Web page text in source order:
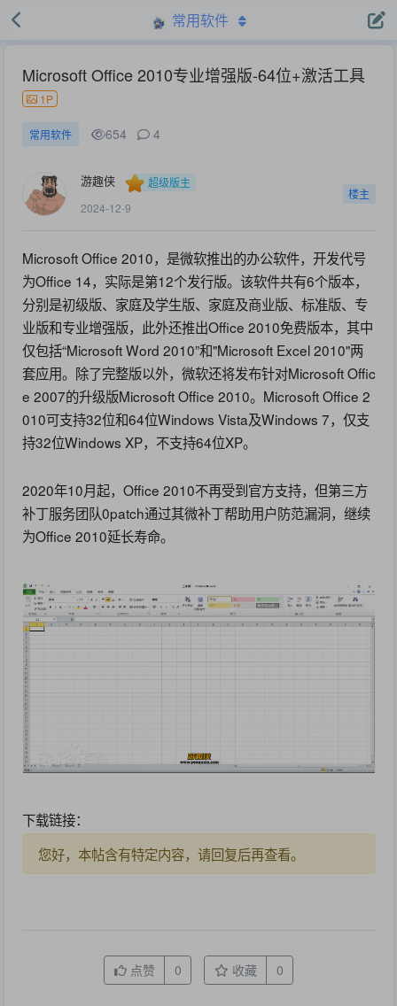
常用软件
Microsoft Office 2010专业增强版-64位+激活工具
1P
常用软件 654 4
游趣侠
超级版主
2024-12-9
楼主
Microsoft Office 2010，是微软推出的办公软件，开发代号
为Office 14，实际是第12个发行版。该软件共有6个版本，
分别是初级版、家庭及学生版、家庭及商业版、标准版、专
业版和专业增强版，此外还推出Office 2010免费版本，其中
仅包括“Microsoft Word 2010”和"Microsoft Excel 2010"两
套应用。除了完整版以外，微软还将发布针对Microsoft Offic
e 2007的升级版Microsoft Office 2010。Microsoft Office 2
010可支持32位和64位Windows Vista及Windows 7，仅支
持32位Windows XP，不支持64位XP。
2020年10月起，Office 2010不再受到官方支持，但第三方
补丁服务团队0patch通过其微补丁帮助用户防范漏洞，继续
为Office 2010延长寿命。
下载链接：
您好，本帖含有特定内容，请回复后再查看。
点赞 0 收藏 0